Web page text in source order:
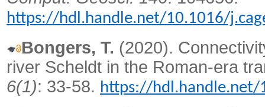
https://hdl.handle.net/10.1016/
Bongers, T. (2020).
river Scheldt in the Roman-era
6(1): 33-58. https://hdl.handle.net/